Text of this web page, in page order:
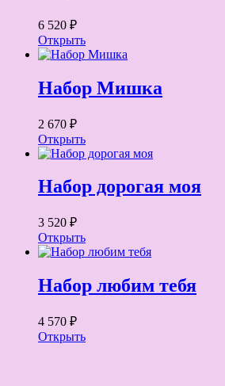
6 520 ₽
Открыть
Набор Мишка
2 670 ₽
Открыть
Набор дорогая моя
3 520 ₽
Открыть
Набор любим тебя
4 570 ₽
Открыть